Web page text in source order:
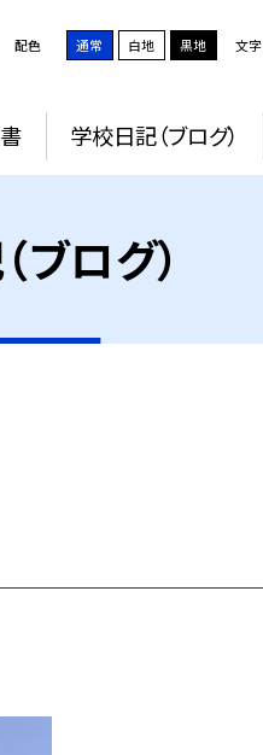
配色 通常 白地 黒地 文字
学校日記（ブログ）
ブログ）